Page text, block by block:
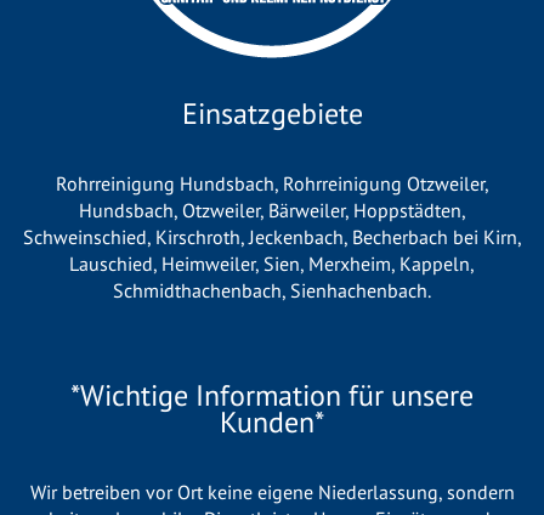
Einsatzgebiete
Rohrreinigung Hundsbach, Rohrreinigung Otzweiler,
Hundsbach, Otzweiler, Bärweiler, Hoppstädten,
Schweinschied, Kirschroth,Jeckenbach, Becherbach bei Kirn,
Lauschied, Heimweiler, Sien, Merxheim, Kappeln,
Schmidthachenbach, Sienhachenbach.
*Wichtige Information für unsere
Kunden*
Wir betreiben vor Ort keine eigene Niederlassung, sondern